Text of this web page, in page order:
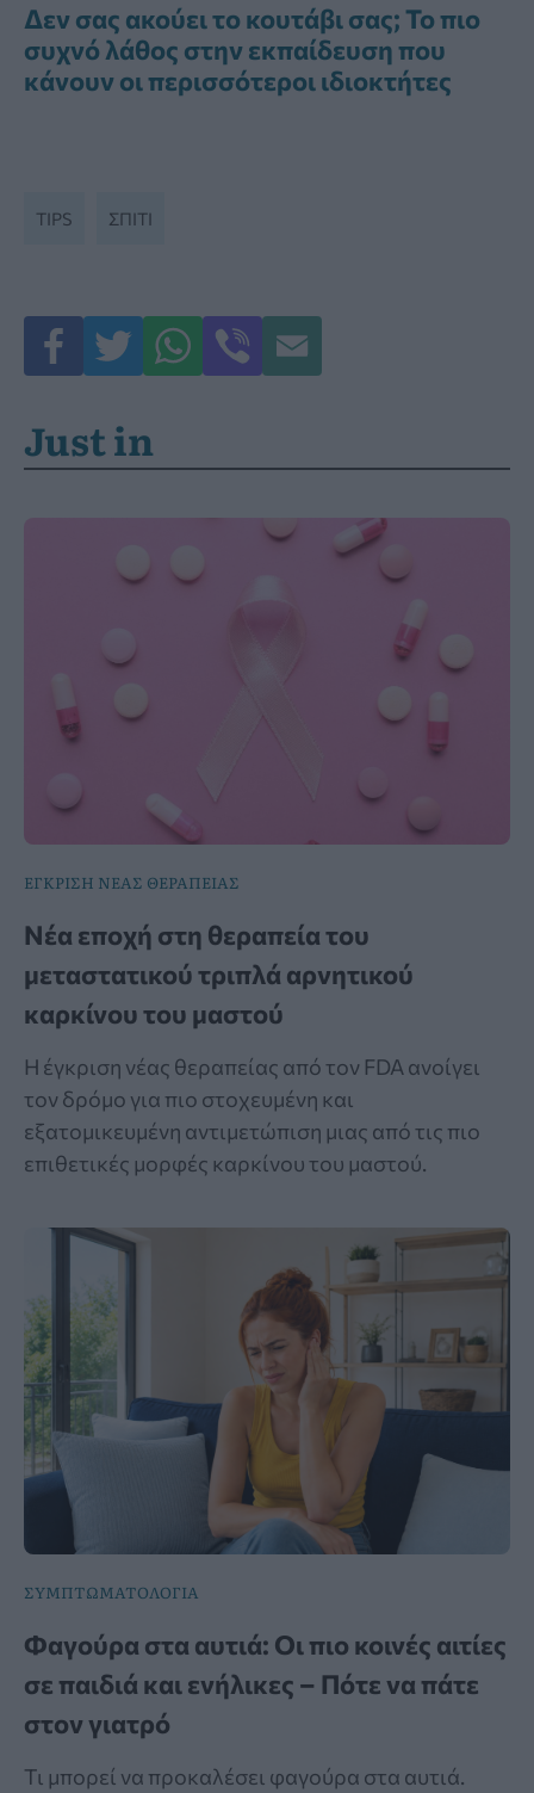
Δεν σας ακούει το κουτάβι σας; Το πιο
συχνό λάθος στην εκπαίδευση που
κάνουν οι περισσότεροι ιδιοκτήτες
TIPS ΣΠΊΤΙ
Just in
ΕΓΚΡΙΣΗ ΝΕΑΣ ΘΕΡΑΠΕΙΑΣ
Νέα εποχή στη θεραπεία του
μεταστατικού τριπλά αρνητικού
καρκίνου του μαστού
Η έγκριση νέας θεραπείας από τον FDA ανοίγει
τον δρόμο για πιο στοχευμένη και
εξατομικευμένη αντιμετώπιση μιας από τις πιο
επιθετικές μορφές καρκίνου του μαστού.
ΣΥΜΠΤΩΜΑΤΟΛΟΓΙΑ
Φαγούρα στα αυτιά: Οι πιο κοινές αιτίες
σε παιδιά και ενήλικες – Πότε να πάτε
στον γιατρό
Τι μπορεί να προκαλέσει φαγούρα στα αυτιά.